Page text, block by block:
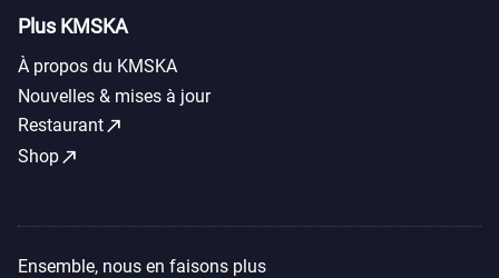
Plus KMSKA
À propos du KMSKA
Nouvelles & mises à jour
Restaurantcall_made
Shopcall_made
Ensemble, nous en faisons plus